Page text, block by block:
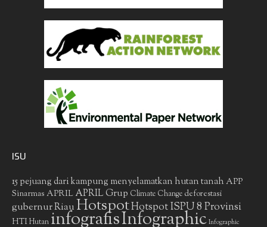
ISU
15 pejuang dari kampung menyelamatkan hutan tanah APP
Sinarmas APRIL APRIL Grup Climate Change deforestasi
gubernur RiauHotspotHotspot ISPU 8 Provinsi
HTIHutan infografisInfographic Infographic